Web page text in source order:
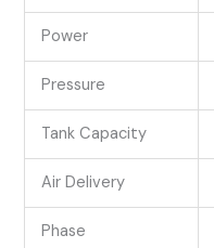
Power
Pressure
Tank Capacity
Air Delivery
Phase